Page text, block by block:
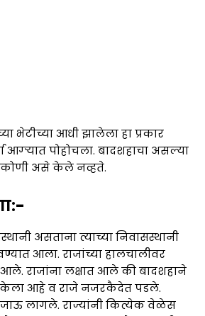
भेटीच्या आधी झालेला हा प्रकार
आग्ऱ्यात पोहोचला. बादशहाचा असल्या
कोणी असे केले नव्हते.
असताना त्याच्या निवासस्थानी
आला. राजांच्या हालचालीवर
राजांना लक्षात आले की बादशहाने
केला आहे व राजे नजरकैदेत पडले.
लागले. राज्यांनी कित्येक वेळेस